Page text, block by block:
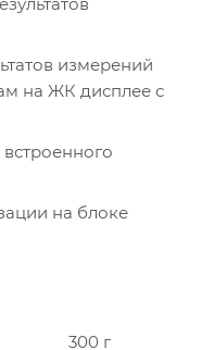
измерений
на ЖК дисплее с
на блоке
300 г